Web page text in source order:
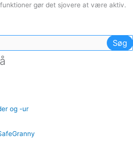
gør det sjovere at være aktiv.
og -ur